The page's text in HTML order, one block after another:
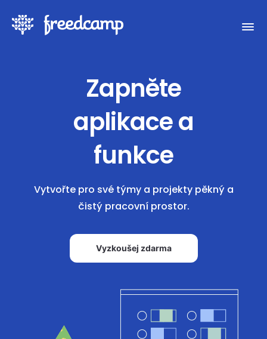
Zapněte
aplikace a
funkce
Vytvořte pro své týmy a projekty pěkný a
čistý pracovní prostor.
Vyzkoušej zdarma